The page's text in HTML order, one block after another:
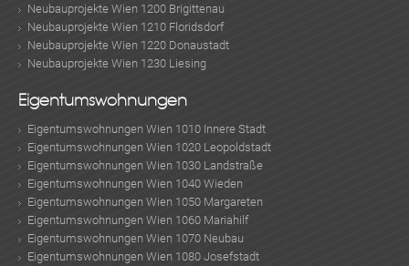
ok am t
Neubauprojekte Wien 1200 Brigittenau
Neubauprojekte Wien 1210 Floridsdorf
Neubauprojekte Wien 1220 Donaustadt
Neubauprojekte Wien 1230 Liesing
Eigentumswohnungen
Eigentumswohnungen Wien 1010 Innere Stadt
Eigentumswohnungen Wien 1020 Leopoldstadt
Eigentumswohnungen Wien 1030 Landstraße
Eigentumswohnungen Wien 1040 Wieden
Eigentumswohnungen Wien 1050 Margareten
Eigentumswohnungen Wien 1060 Mariahilf
Eigentumswohnungen Wien 1070 Neubau
Eigentumswohnungen Wien 1080 Josefstadt